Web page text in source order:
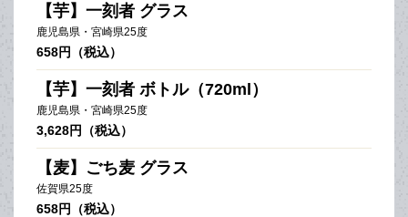
【芋】一刻者 グラス
鹿児島県・宮崎県25度
658円（税込）
【芋】一刻者 ボトル（720ml）
鹿児島県・宮崎県25度
3,628円（税込）
【麦】ごち麦 グラス
佐賀県25度
658円（税込）